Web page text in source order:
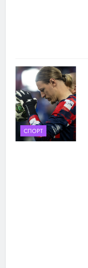
СПОРТ